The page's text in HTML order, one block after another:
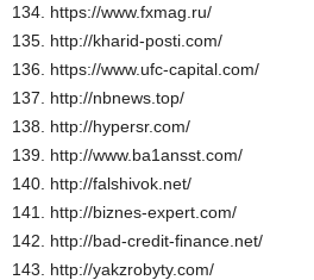
134. https://www.fxmag.ru/
135. http://kharid-posti.com/
136. https://www.ufc-capital.com/
137. http://nbnews.top/
138. http://hypersr.com/
139. http://www.ba1ansst.com/
140. http://falshivok.net/
141. http://biznes-expert.com/
142. http://bad-credit-finance.net/
143. http://yakzrobyty.com/